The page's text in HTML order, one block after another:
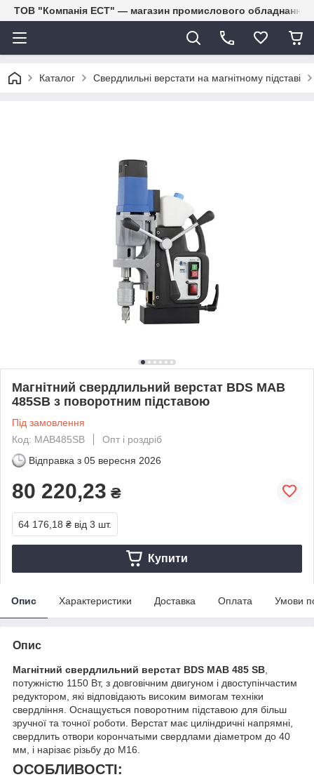
ТОВ "Компанія ЕСТ" — магазин промислового обладнання
Каталог Свердлильні верстати на магнітному підставі
Магнітний свердлильний верстат BDS MAB
485SB з поворотним підставою
Під замовлення
Код: MAB485SB
Опт і роздріб
Відправка з 05 вересня 2026
80 220,23 ₴
64 176,18 ₴ від 3 шт.
Купити
Опис Характеристики Доставка Оплата Умови
Опис
Магнітний свердлильний верстат BDS MAB 485 SB
потужністю 1150 Вт, з довговічним двигуном і двоступінчастим
редуктором, які відповідають високим вимогам техніки
свердління. Оснащується поворотним підставою для більш
зручної та точної роботи. Верстат має циліндричні напрямні,
свердлить отвори корончатыми свердлами діаметром до 40
мм, і нарізає різьбу до М16.
ОСОБЛИВОСТІ: